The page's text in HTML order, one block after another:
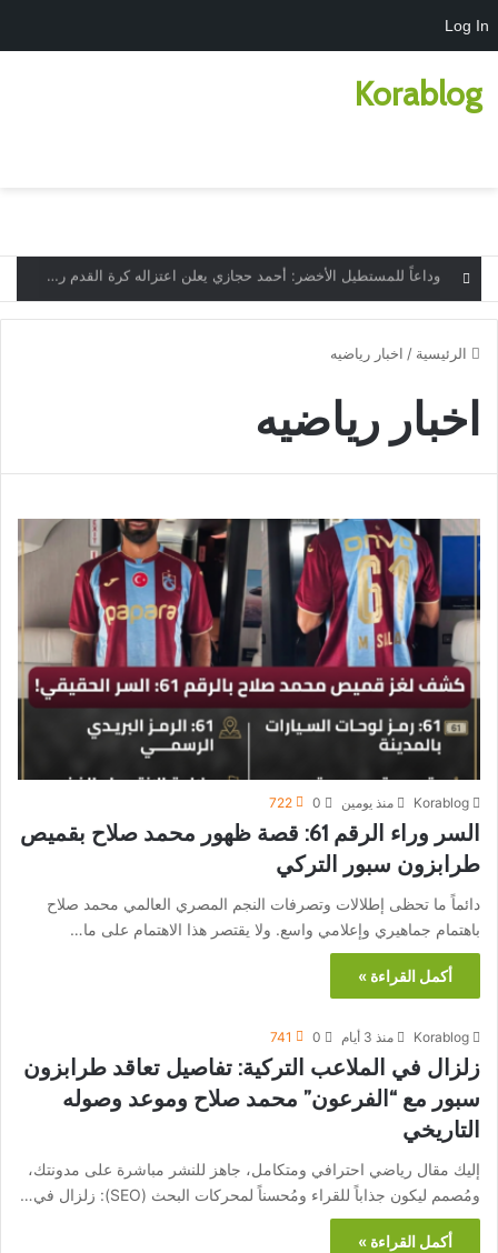
Log In
Korablog
الرئيسية / اخبار رياضيه
اخبار رياضيه
Korablog منذ يومين 0
722
السر وراء الرقم 61: قصة ظهور محمد صلاح بقميص
طرابزون سبور التركي
دائماً ما تحظى إطلالات وتصرفات النجم المصري العالمي محمد صلاح
باهتمام جماهيري وإعلامي واسع. ولا يقتصر هذا الاهتمام على ما…
أكمل القراءة »
Korablog منذ 3 أيام 0
741
زلزال في الملاعب التركية: تفاصيل تعاقد طرابزون
سبور مع “الفرعون” محمد صلاح وموعد وصوله
التاريخي
إليك مقال رياضي احترافي ومتكامل، جاهز للنشر مباشرة على مدونتك،
ومُصمم ليكون جذاباً للقراء ومُحسناً لمحركات البحث (SEO): زلزال في…
أكمل القراءة »